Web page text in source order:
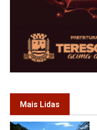
Mais Lidas